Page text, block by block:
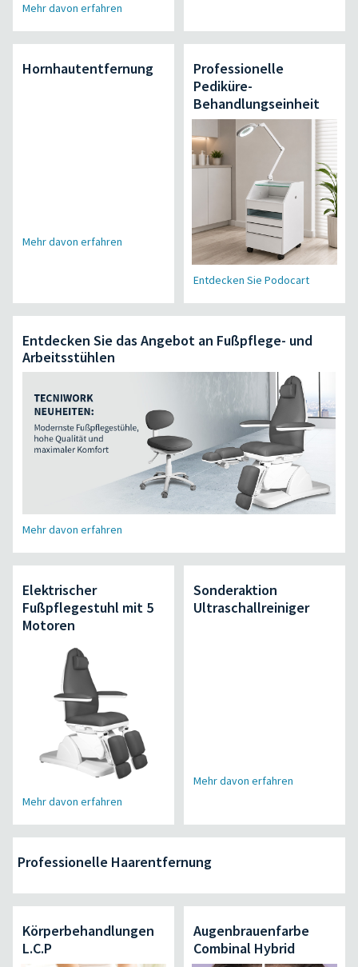
Mehr davon erfahren
Hornhautentfernung
Mehr davon erfahren
Professionelle
Pediküre-
Behandlungseinheit
Entdecken Sie Podocart
Entdecken Sie das Angebot an Fußpflege- und
Arbeitsstühlen
Mehr davon erfahren
Elektrischer
Fußpflegestuhl mit 5
Motoren
Mehr davon erfahren
Sonderaktion
Ultraschallreiniger
Mehr davon erfahren
Professionelle Haarentfernung
Körperbehandlungen
L.C.P
Augenbrauenfarbe
Combinal Hybrid